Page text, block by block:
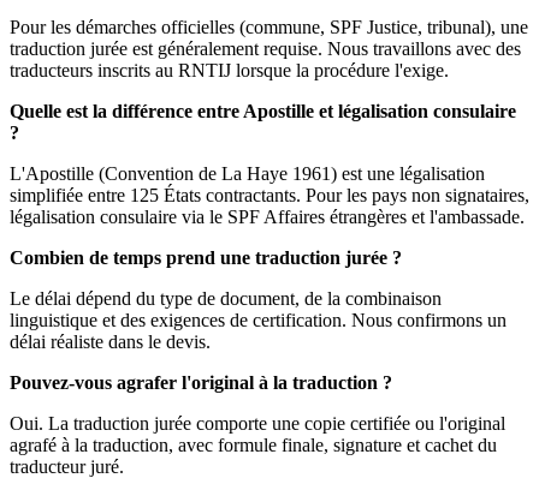
Pour les démarches officielles (commune, SPF Justice, tribunal), une
traduction jurée est généralement requise. Nous travaillons avec des
traducteurs inscrits au RNTIJ lorsque la procédure l'exige.
Quelle est la différence entre Apostille et légalisation consulaire
?
L'Apostille (Convention de La Haye 1961) est une légalisation
simplifiée entre 125 États contractants. Pour les pays non signataires,
légalisation consulaire via le SPF Affaires étrangères et l'ambassade.
Combien de temps prend une traduction jurée ?
Le délai dépend du type de document, de la combinaison
linguistique et des exigences de certification. Nous confirmons un
délai réaliste dans le devis.
Pouvez-vous agrafer l'original à la traduction ?
Oui. La traduction jurée comporte une copie certifiée ou l'original
agrafé à la traduction, avec formule finale, signature et cachet du
traducteur juré.